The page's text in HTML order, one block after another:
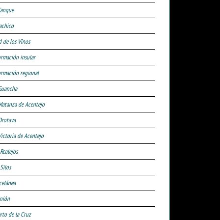
de los Vinos
insular
regional
de Acentejo
de Acentejo
de la Cruz